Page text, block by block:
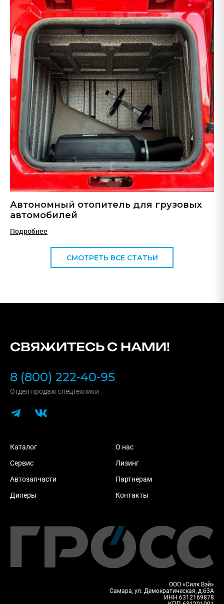
Автономный отопитель для грузовых
автомобилей
Подробнее
СМОТРЕТЬ ВСЕ СТАТЬИ
СВЯЖИТЕСЬ С НАМИ!
8 (800) 222-40-95
Отдел продаж спецтехники
Каталог
Сервис
Автозапчасти
Дилеры
О нас
Лизинг
Партнерам
Контакты
ООО «Силк Вэй»
Самара, ул. Демократическая, д.63А
ИНН 6312169878